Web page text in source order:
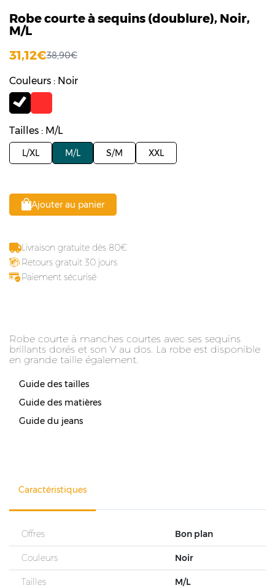
Robe courte à sequins (doublure), Noir,
M/L
31,1238,90
Couleurs : Noir
Tailles : M/L
L/XL M/L S/M XXL
Ajouter au panier
Livraison gratuite dès 80
Retours gratuit 30 jours
Paiement sécurisé
Robe courte à manches courtes avec ses sequins
brillants dorés et son V au dos. La robe est disponible
en grande taille également.
Guide des tailles
Guide des matières
Guide du jeans
Caractéristiques
Offres Bon plan
Couleurs Noir
Tailles M/L